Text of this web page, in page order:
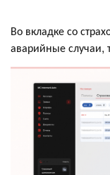
Во вкладке со
аварийные